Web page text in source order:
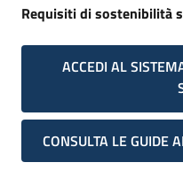
Requisiti di sostenibilità
ACCEDI AL
CONSULTA LE GUIDE